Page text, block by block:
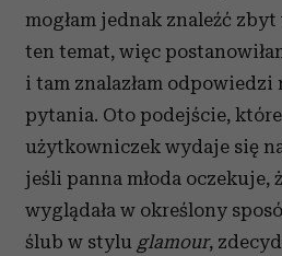
mogłam jednak znaleźć
ten temat, więc
i tam znalazłam odpowiedzi
pytania. Oto podejście,
użytkowniczek wydaje się
jeśli panna młoda oczekuje,
wyglądała w określony
ślub w stylu glamour,